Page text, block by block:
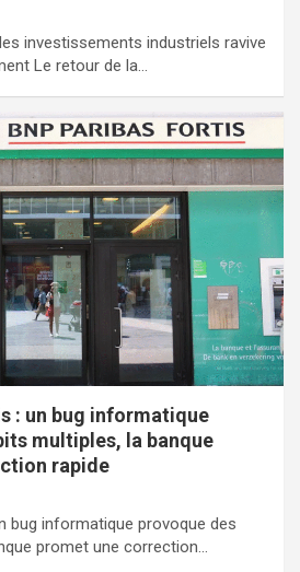
investissements industriels ravive
Le retour de la…
: un bug informatique
multiples, la banque
rapide
bug informatique provoque des
promet une correction…